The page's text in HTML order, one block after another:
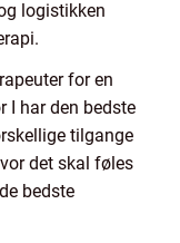
logistikken
for en
I har den bedste
tilgange
det skal føles
bedste